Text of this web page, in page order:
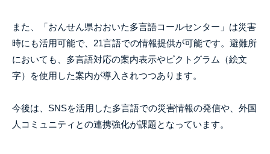
また、「おんせん県おおいた多言語コールセンター」は災害
時にも活用可能で、21言語での情報提供が可能です。避難所
においても、多言語対応の案内表示やピクトグラム（絵文
字）を使用した案内が導入されつつあります。
今後は、SNSを活用した多言語での災害情報の発信や、外国
人コミュニティとの連携強化が課題となっています。